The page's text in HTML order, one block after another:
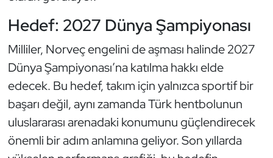
Hedef: 2027 Dünya Şampiyonası
Milliler, Norveç engelini de aşması halinde 2027
Dünya Şampiyonası’na katılma hakkı elde
edecek. Bu hedef, takım için yalnızca sportif bir
başarı değil, aynı zamanda Türk hentbolunun
uluslararası arenadaki konumunu güçlendirecek
önemli bir adım anlamına geliyor. Son yıllarda
Wushu Kungfu
Yelken
Yüzme